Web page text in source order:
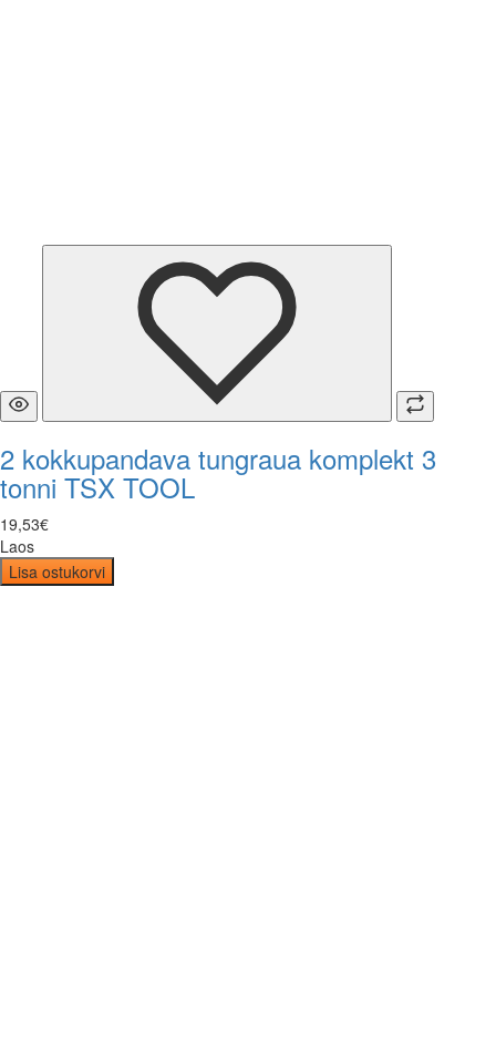
2 kokkupandava tungraua komplekt 3
tonni TSX TOOL
19,53€
Laos
Lisa ostukorvi